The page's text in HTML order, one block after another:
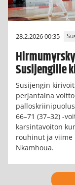
28.2.2026 00:35
Susijengille
Susijengin
perjantaina
66–71 (37–32) -
karsintavoiton
rouhinut ja viime
Nkamhoua.